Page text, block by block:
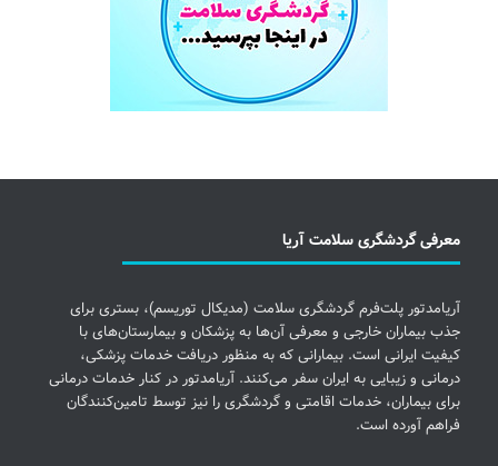
معرفی گردشگری سلامت آریا
آریامدتور پلت‌فرم گردشگری سلامت (مدیکال توریسم)، بستری برای
جذب بیماران خارجی و معرفی آن‌ها به پزشکان و بیمارستان‌های با
کیفیت ایرانی است. بیمارانی که به منظور دریافت خدمات پزشکی،
درمانی و زیبایی به ایران سفر می‌کنند. آریامدتور در کنار خدمات درمانی
برای بیماران، خدمات اقامتی و گردشگری را نیز توسط تامین‌کنندگان
فراهم آورده است.